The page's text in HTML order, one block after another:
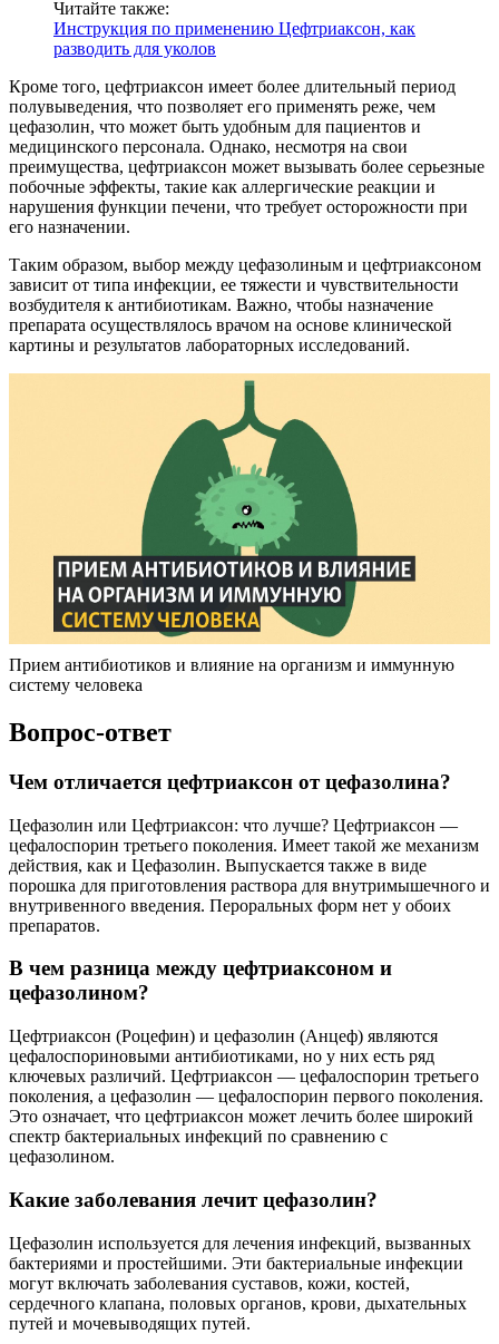
Читайте также:
Инструкция по применению Цефтриаксон, как
разводить для уколов
Кроме того, цефтриаксон имеет более длительный период
полувыведения, что позволяет его применять реже, чем
цефазолин, что может быть удобным для пациентов и
медицинского персонала. Однако, несмотря на свои
преимущества, цефтриаксон может вызывать более серьезные
побочные эффекты, такие как аллергические реакции и
нарушения функции печени, что требует осторожности при
его назначении.
Таким образом, выбор между цефазолиным и цефтриаксоном
зависит от типа инфекции, ее тяжести и чувствительности
возбудителя к антибиотикам. Важно, чтобы назначение
препарата осуществлялось врачом на основе клинической
картины и результатов лабораторных исследований.
Прием антибиотиков и влияние на организм и иммунную
систему человека
Вопрос-ответ
Чем отличается цефтриаксон от цефазолина?
Цефазолин или Цефтриаксон: что лучше? Цефтриаксон —
цефалоспорин третьего поколения. Имеет такой же механизм
действия, как и Цефазолин. Выпускается также в виде
порошка для приготовления раствора для внутримышечного и
внутривенного введения. Пероральных форм нет у обоих
препаратов.
В чем разница между цефтриаксоном и
цефазолином?
Цефтриаксон (Роцефин) и цефазолин (Анцеф) являются
цефалоспориновыми антибиотиками, но у них есть ряд
ключевых различий. Цефтриаксон — цефалоспорин третьего
поколения, а цефазолин — цефалоспорин первого поколения.
Это означает, что цефтриаксон может лечить более широкий
спектр бактериальных инфекций по сравнению с
цефазолином.
Какие заболевания лечит цефазолин?
Цефазолин используется для лечения инфекций, вызванных
бактериями и простейшими. Эти бактериальные инфекции
могут включать заболевания суставов, кожи, костей,
сердечного клапана, половых органов, крови, дыхательных
путей и мочевыводящих путей.